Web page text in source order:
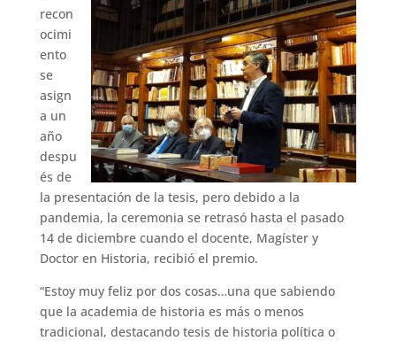
recon
ocimi
ento
se
asign
a un
año
despu
és de
la presentación de la tesis, pero debido a la
pandemia, la ceremonia se retrasó hasta el pasado
14 de diciembre cuando el docente, Magíster y
Doctor en Historia, recibió el premio.
“Estoy muy feliz por dos cosas…una que sabiendo
que la academia de historia es más o menos
tradicional, destacando tesis de historia política o